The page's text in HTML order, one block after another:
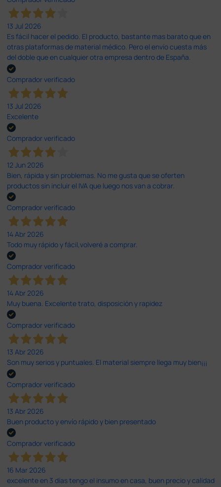
13 Jul 2026
Es fácil hacer el pedido. El producto, bastante mas barato que en
otras plataformas de material médico. Pero el envío cuesta más
del doble que en cualquier otra empresa dentro de España.
Comprador verificado
13 Jul 2026
Excelente
Comprador verificado
12 Jun 2026
Bien, rápida y sin problemas. No me gusta que se oferten
productos sin incluir el IVA que luego nos van a cobrar.
Comprador verificado
14 Abr 2026
Todo muy rápido y fácil,volveré a comprar.
Comprador verificado
14 Abr 2026
Muy buena. Excelente trato, disposición y rapidez
Comprador verificado
13 Abr 2026
Son muy serios y puntuales. El material siempre llega muy bien¡¡¡
Comprador verificado
13 Abr 2026
Buen producto y envío rápido y bien presentado
Comprador verificado
16 Mar 2026
excelente en 3 días tengo el insumo en casa, buen precio y calidad